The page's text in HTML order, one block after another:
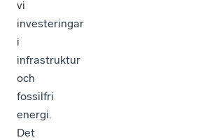
vi
investeringar
i
infrastruktur
och
fossilfri
energi.
Det